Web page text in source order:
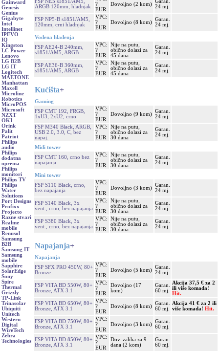
Gainward
Genesis
Genius
Gigabyte
Intel
Intellinet
IPEVO
IQ
Kingston
LC Power
Lenovo
LG B2B
LG IT
Logitech
MAETONE
Manhattan
Maxell
Microline
Robotics
MicroPOS
Microsoft
NZXT
OKI
Orink
Palit
Patriot
Philips
audio
Philips
dodatna
oprema
Philips
monitori
Philips TV
Philips
Water
Solutions
Port Designs
Profixx
Projecto
Razne stvari
Realme
mobile
Renusol
Samsung
B2B
Samsung IT
Samsung
mobile
Sapphire
SolarEdge
Sony
Spire
Thermal
Grizzly
TP-Link
Trinasolar
Ubiquiti
Unitech
Western
Digital
WireTech
Zebra
Technologies
ARGB 120mm, hladnjak
?
EUR
Dovoljno (2 kom) 24 mj.
FSP NP5-B s1851/AM5,
120mm, crni hladnjak
VPC:
?
EUR
Dovoljno (8 kom)
Garan.
24 mj.
Vodena hlađenja
FSP AE24-B 240mm,
s1851/AM5, ARGB
VPC:
?
EUR
Nije na putu,
obično dolazi za
45 dana
Garan.
24 mj.
FSP AE36-B 360mm,
s1851/AM5, ARGB
VPC:
?
EUR
Nije na putu,
obično dolazi za
45 dana
Garan.
24 mj.
Kućišta+
Gaming
FSP CMT 192, FRGB,
1xU3, 2xU2, crno
VPC:
?
EUR
Dovoljno (9 kom)
Garan.
24 mj.
FSP M340 Black, ARGB,
USB 2.0, 3.0, C, bez
napaj.
VPC:
?
EUR
Nije na putu,
obično dolazi za
30 dana
Garan.
24 mj.
Midi tower
FSP CMT 160, crno bez
napajanja
VPC:
?
EUR
Nije na putu,
obično dolazi za
30 dana
Garan.
24 mj.
Mini tower
FSP S110 Black, crno,
bez napajanja
VPC:
?
EUR
Dovoljno (3 kom)
Garan.
24 mj.
FSP S140 Black, 3x
vent., crno, bez napajanja
VPC:
?
EUR
Nije na putu,
obično dolazi za
30 dana
Garan.
24 mj.
FSP S380 Black, 3x
vent., crno, bez napajanja
VPC:
?
EUR
Nije na putu,
obično dolazi za
30 dana
Garan.
24 mj.
Napajanja+
Napajanja
FSP SFX PRO 450W, 80+
Bronze
VPC:
?
EUR
Dovoljno (5 kom)
Garan.
24 mj.
FSP VITA BD 550W, 80+
Bronze, ATX 3.1
VPC:
?
EUR
Dovoljno (17
kom)
Garan.
60 mj.
Akcija 37,5 € za 2
ili više komada!
Hit.
FSP VITA BD 650W, 80+
Bronze, ATX 3.1
VPC:
?
EUR
Dovoljno (8 kom)
Garan.
60 mj.
Akcija 41 € za 2 ili
više komada! Hit.
FSP VITA BD 750W, 80+
Bronze, ATX 3.1
VPC:
?
EUR
Dovoljno (3 kom)
Garan.
60 mj.
FSP VITA BD 850W, 80+
Bronze, ATX 3.1
VPC:
?
EUR
Dov. zaliha za 9
dana (2 kom)
Garan.
60 mj.